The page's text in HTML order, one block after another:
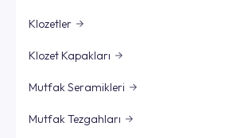
Klozetler
Klozet Kapakları
Mutfak Seramikleri
Mutfak Tezgahları